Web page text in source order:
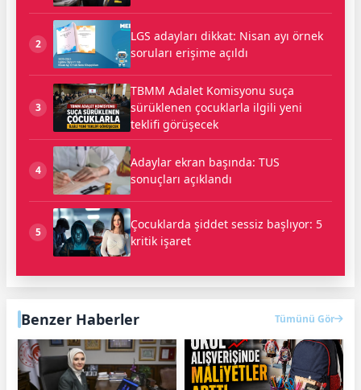
2
LGS adayları dikkat: Nisan ayı örnek
soruları erişime açıldı
3
TBMM Adalet Komisyonu suça
sürüklenen çocuklarla ilgili yeni
teklifi görüşecek
4
Adaylar ekran başında: TUS
sonuçları açıklandı
5
Çocuklarda şiddet sessiz başlıyor: 5
kritik işaret
Benzer Haberler Tümünü Gör